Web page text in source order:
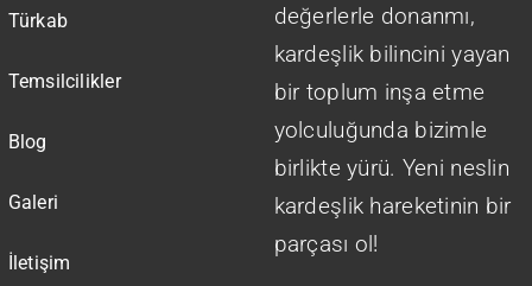
Türkab
Temsilcilikler
Blog
Galeri
İletişim
değerlerle donanmı,
kardeşlik bilincini yayan
bir toplum inşa etme
yolculuğunda bizimle
birlikte yürü. Yeni neslin
kardeşlik hareketinin bir
parçası ol!